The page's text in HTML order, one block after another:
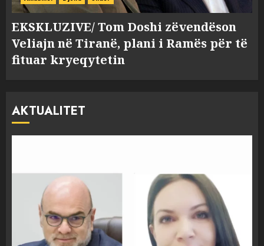
EKSKLUZIVE/ Tom Doshi zëvendëson
Veliajn në Tiranë, plani i Ramës për të
fituar kryeqytetin
AKTUALITET